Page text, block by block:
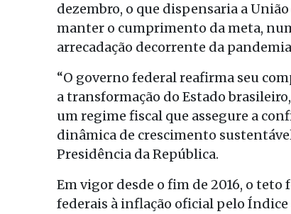
dezembro, o que dispensaria a
manter o cumprimento da meta,
arrecadação decorrente da
“O governo federal reafirma seu
a transformação do Estado
um regime fiscal que assegure a
dinâmica de crescimento
Presidência da República.
Em vigor desde o fim de 2016, o
federais à inflação oficial pelo